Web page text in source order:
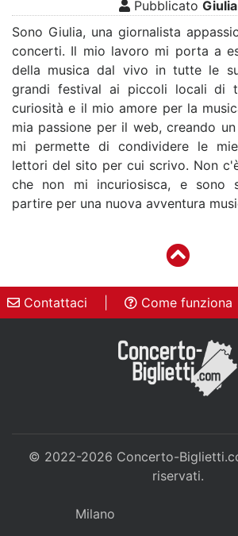
Pubblicato Giulia
Sono Giulia, una giornalista
concerti. Il mio lavoro mi porta a
della musica dal vivo in tutte le
grandi festival ai piccoli locali di
curiosità e il mio amore per la
mia passione per il web, creando
mi permette di condividere le
lettori del sito per cui scrivo. Non
che non mi incuriosisca, e sono
partire per una nuova avventura
Contattaci Come funziona
© 2022-2026 Concerto-
riservati.
Milano